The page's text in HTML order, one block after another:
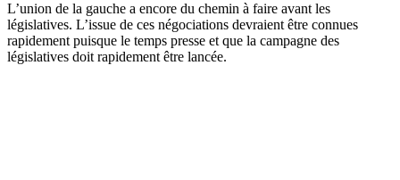
L’union de la gauche a encore du chemin à faire avant les
législatives. L’issue de ces négociations devraient être connues
rapidement puisque le temps presse et que la campagne des
législatives doit rapidement être lancée.